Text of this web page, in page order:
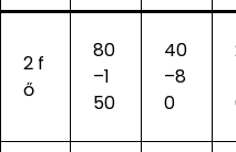
2 f
ő
80
–1
50
40
–8
0